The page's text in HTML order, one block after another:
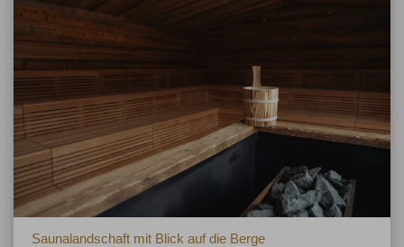
Saunalandschaft mit Blick auf die Berge